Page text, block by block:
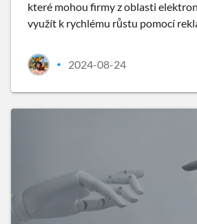
které mohou firmy z oblasti
využít k rychlému růstu pomocí
• 2024-08-24